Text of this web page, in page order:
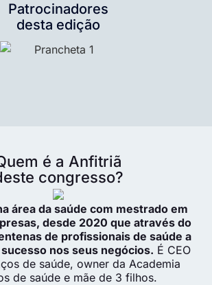
Patrocinadores
desta edição
é a Anfitriã
congresso?
área da saúde com mestrado em
desde 2020 que através do
de profissionais de saúde a
nos seus negócios. É CEO
de saúde, owner da Academia
de saúde e mãe de 3 filhos.